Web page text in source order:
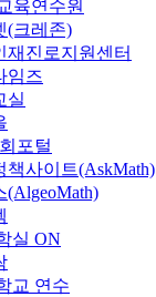
육연수원
(크레존)
재진로지원센터
임즈
실
포털
책사이트(AskMath)
(AlgeoMath)
실 ON
교 연수